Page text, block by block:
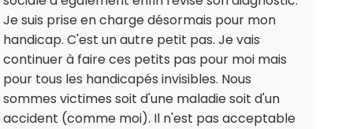
Je suis prise en charge désormais pour mon
handicap. C'est un autre petit pas. Je vais
continuer à faire ces petits pas pour moi mais
pour tous les handicapés invisibles. Nous
sommes victimes soit d'une maladie soit d'un
accident (comme moi). Il n'est pas acceptable